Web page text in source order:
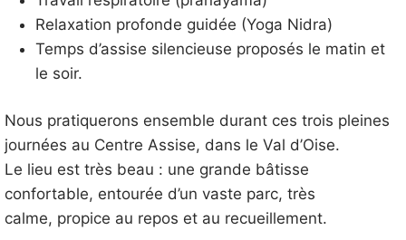
Relaxation profonde guidée (Yoga Nidra)
Temps d’assise silencieuse proposés le matin et
le soir.
Nous pratiquerons ensemble durant ces trois pleines
journées au Centre Assise, dans le Val d’Oise.
Le lieu est très beau : une grande bâtisse
confortable, entourée d’un vaste parc, très
calme, propice au repos et au recueillement.